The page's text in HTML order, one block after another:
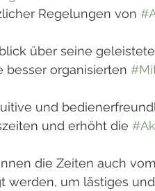
Regelungen von
über seine
besser organisierten
und
und erhöht die
die Zeiten auch
werden, um lästiges